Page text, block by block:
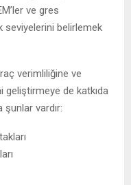
ve gres
belirlemek
verimliliğine ve
geliştirmeye de katkıda
şunlar vardır: